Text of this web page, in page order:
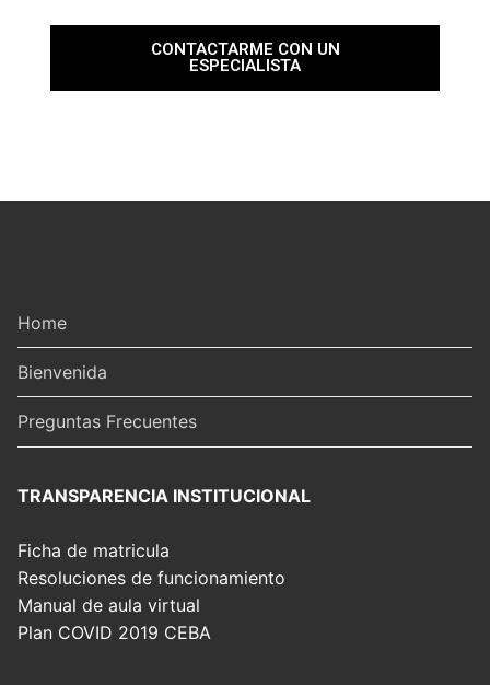
CONTACTARME CON UN
ESPECIALISTA
Home
Bienvenida
Preguntas Frecuentes
TRANSPARENCIA INSTITUCIONAL
Ficha de matricula
Resoluciones de funcionamiento
Manual de aula virtual
Plan COVID 2019 CEBA